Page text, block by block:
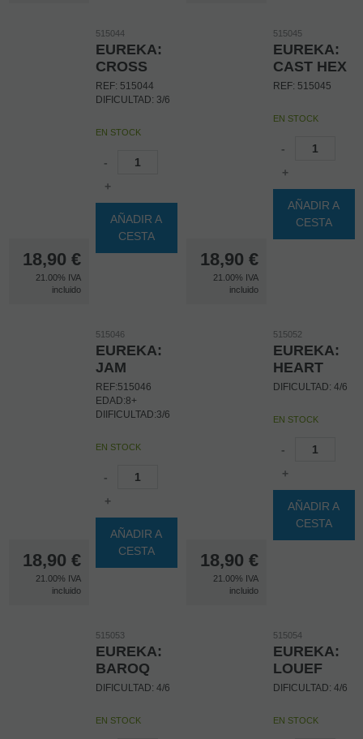
18,90 €
21.00% IVA
incluido
515044
EUREKA:
CROSS
REF: 515044
DIFICULTAD: 3/6
EN STOCK
-
+
AÑADIR A
CESTA
18,90 €
21.00% IVA
incluido
515045
EUREKA:
CAST HEX
REF: 515045
EN STOCK
-
+
AÑADIR A
CESTA
18,90 €
21.00% IVA
incluido
515046
EUREKA:
JAM
REF:515046
EDAD:8+
DIIFICULTAD:3/6
EN STOCK
-
+
AÑADIR A
CESTA
18,90 €
21.00% IVA
incluido
515052
EUREKA:
HEART
DIFICULTAD: 4/6
EN STOCK
-
+
AÑADIR A
CESTA
515053
EUREKA:
BAROQ
DIFICULTAD: 4/6
EN STOCK
515054
EUREKA:
LOUEF
DIFICULTAD: 4/6
EN STOCK